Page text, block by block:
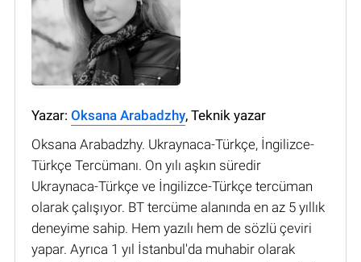
Yazar: Oksana Arabadzhy, Teknik yazar
Oksana Arabadzhy. Ukraynaca-Türkçe, İngilizce-
Türkçe Tercümanı. On yılı aşkın süredir
Ukraynaca-Türkçe ve İngilizce-Türkçe tercüman
olarak çalışıyor. BT tercüme alanında en az 5 yıllık
deneyime sahip. Hem yazılı hem de sözlü çeviri
yapar. Ayrıca 1 yıl İstanbul'da muhabir olarak